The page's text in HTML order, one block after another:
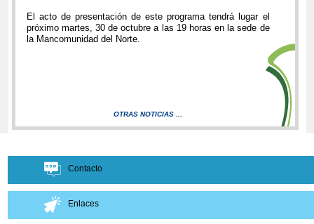
El acto de presentación de este programa tendrá lugar el
próximo martes, 30 de octubre a las 19 horas en la sede de
la Mancomunidad del Norte.
OTRAS NOTICIAS ...
Contacto
Enlaces